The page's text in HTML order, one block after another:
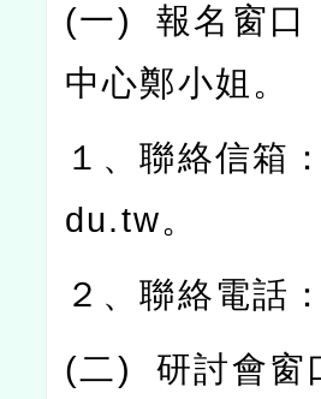
(一)報名窗口
中心鄭小姐。
１、聯絡信箱：
du.tw。
２、聯絡電話：
(二)研討會窗